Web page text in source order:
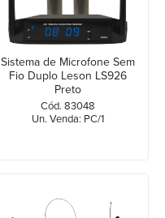
Sistema de Microfone Sem
Fio Duplo Leson LS926
Preto
Cód. 83048
Un. Venda: PC/1